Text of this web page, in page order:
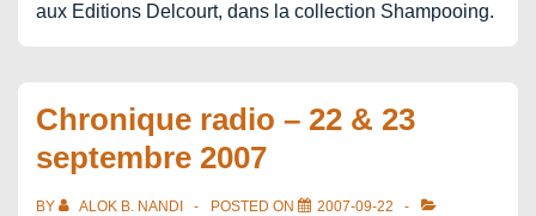
aux Editions Delcourt, dans la collection Shampooing.
Chronique radio – 22 & 23
septembre 2007
BY ALOK B. NANDI POSTED ON
2007-09-22